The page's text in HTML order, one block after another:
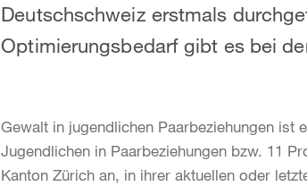
Deutschschweiz erstmals
Optimierungsbedarf gibt es bei
Gewalt in jugendlichen Paarbeziehungen
Jugendlichen in Paarbeziehungen bzw. 11
Kanton Zürich an, in ihrer aktuellen oder